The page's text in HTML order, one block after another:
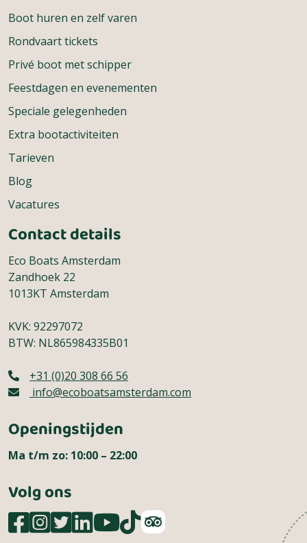
Boot huren en zelf varen
Rondvaart tickets
Privé boot met schipper
Feestdagen en evenementen
Speciale gelegenheden
Extra bootactiviteiten
Tarieven
Blog
Vacatures
Contact details
Eco Boats Amsterdam
Zandhoek 22
1013KT Amsterdam
KVK: 92297072
BTW: NL865984335B01
+31 (0)20 308 66 56
info@ecoboatsamsterdam.com
Openingstijden
Ma t/m zo: 10:00 – 22:00
Volg ons